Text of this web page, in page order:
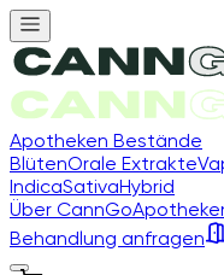
Apotheken Bestände
BlütenOrale Extrakte
IndicaSativaHybrid
Über CannGo
Behandlung anfragen